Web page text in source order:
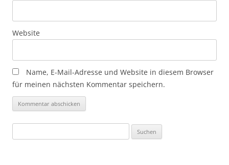
Website
Name, E-Mail-Adresse und Website in diesem Browser
für meinen nächsten Kommentar speichern.
nach: